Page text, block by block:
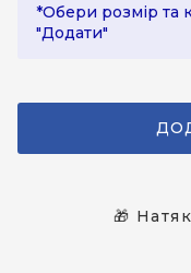
*Обери розмір та
"Додати"
🎁